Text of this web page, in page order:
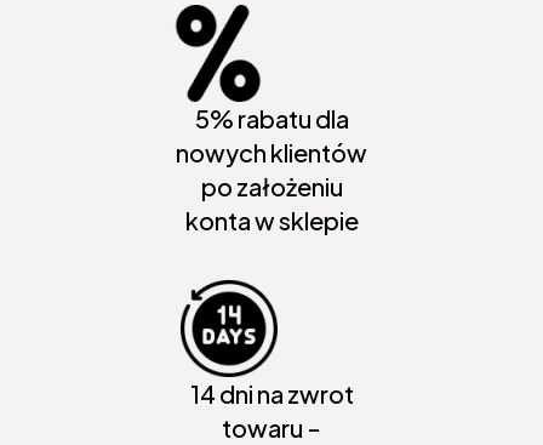
5% rabatu dla
nowych klientów
po założeniu
konta w sklepie
14 dni na zwrot
towaru -